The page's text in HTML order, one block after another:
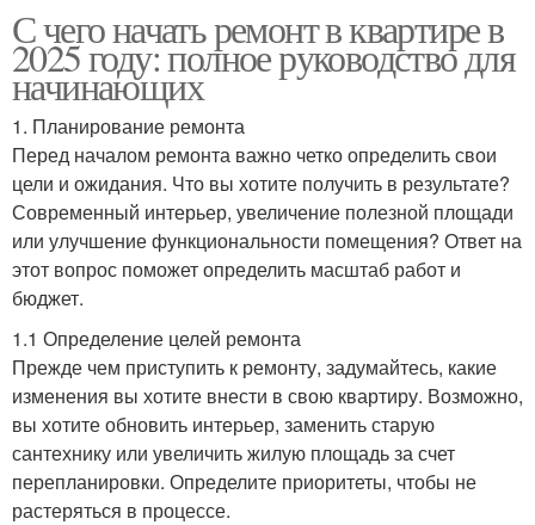
С чего начать ремонт в квартире в
2025 году: полное руководство для
начинающих
1. Планирование ремонта
Перед началом ремонта важно четко определить свои
цели и ожидания. Что вы хотите получить в результате?
Современный интерьер, увеличение полезной площади
или улучшение функциональности помещения? Ответ на
этот вопрос поможет определить масштаб работ и
бюджет.
1.1 Определение целей ремонта
Прежде чем приступить к ремонту, задумайтесь, какие
изменения вы хотите внести в свою квартиру. Возможно,
вы хотите обновить интерьер, заменить старую
сантехнику или увеличить жилую площадь за счет
перепланировки. Определите приоритеты, чтобы не
растеряться в процессе.